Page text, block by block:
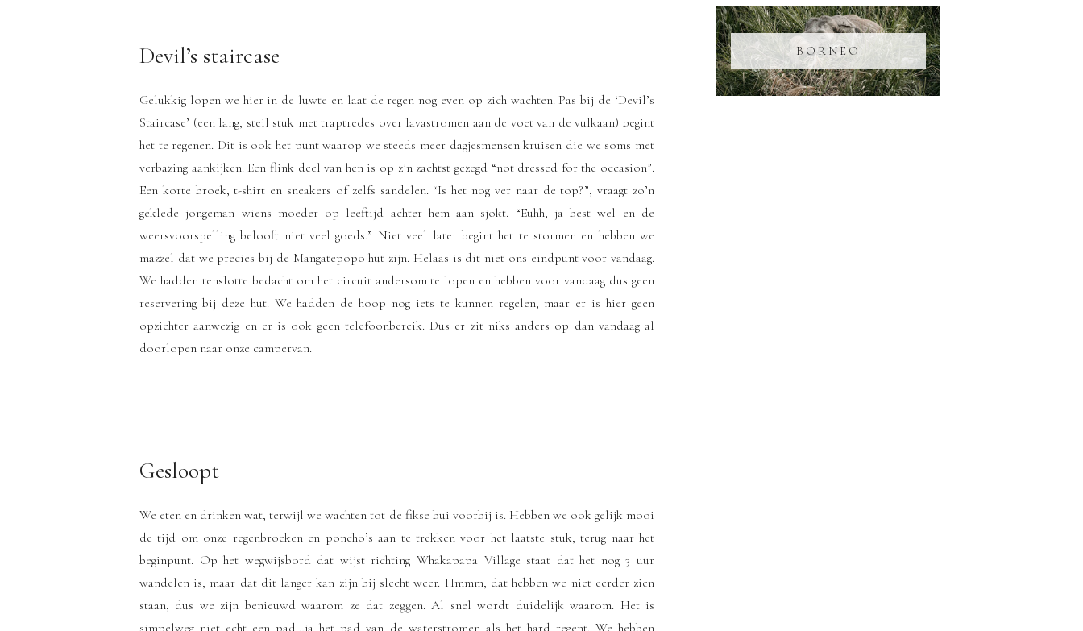
BORNEO
Devil’s staircase
Gelukkig lopen we hier in de luwte en laat de regen nog even op zich wachten. Pas bij de ‘Devil’s
Staircase’ (een lang, steil stuk met traptredes over lavastromen aan de voet van de vulkaan) begint
het te regenen. Dit is ook het punt waarop we steeds meer dagjesmensen kruisen die we soms met
verbazing aankijken. Een flink deel van hen is op z’n zachtst gezegd “not dressed for the occasion”.
Een korte broek, t-shirt en sneakers of zelfs sandelen. “Is het nog ver naar de top?”, vraagt zo’n
geklede jongeman wiens moeder op leeftijd achter hem aan sjokt. “Euhh, ja best wel en de
weersvoorspelling belooft niet veel goeds.” Niet veel later begint het te stormen en hebben we
mazzel dat we precies bij de Mangatepopo hut zijn. Helaas is dit niet ons eindpunt voor vandaag.
We hadden tenslotte bedacht om het circuit andersom te lopen en hebben voor vandaag dus geen
reservering bij deze hut. We hadden de hoop nog iets te kunnen regelen, maar er is hier geen
opzichter aanwezig en er is ook geen telefoonbereik. Dus er zit niks anders op dan vandaag al
doorlopen naar onze campervan.
Gesloopt
We eten en drinken wat, terwijl we wachten tot de fikse bui voorbij is. Hebben we ook gelijk mooi
de tijd om onze regenbroeken en poncho’s aan te trekken voor het laatste stuk, terug naar het
beginpunt. Op het wegwijsbord dat wijst richting Whakapapa Village staat dat het nog 3 uur
wandelen is, maar dat dit langer kan zijn bij slecht weer. Hmmm, dat hebben we niet eerder zien
staan, dus we zijn benieuwd waarom ze dat zeggen. Al snel wordt duidelijk waarom. Het is
simpelweg niet echt een pad…ja het pad van de waterstromen als het hard regent. We hebben